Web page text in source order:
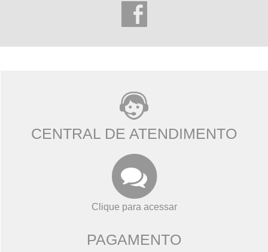
CENTRAL DE ATENDIMENTO
Clique para acessar
PAGAMENTO